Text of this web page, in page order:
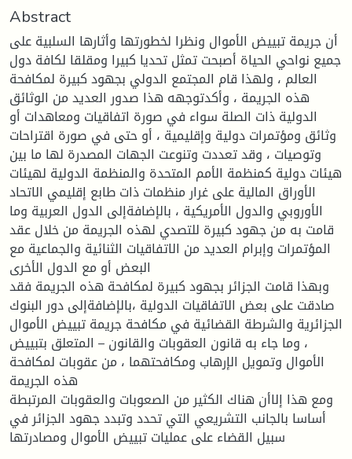
Abstract
أن جريمة تبييض الأموال ونظرا لخطورتها وأثارها السلبية على
جميع نواحي الحياة أصبحت تمثل تحديا كبيرا ومقلقا لكافة دول
العالم ، ولهذا قام المجتمع الدولي بجهود كبيرة لمكافحة
هذه الجريمة ، وأكدتوجهه هذا صدور العديد من الوثائق
الدولية ذات الصلة سواء في صورة اتفاقيات ومعاهدات أو
وثائق ومؤتمرات دولية وإقليمية ، أو حتى في صورة اقتراحات
وتوصيات ، وقد تعددت وتنوعت الجهات المصدرة لها ما بين
هيئات دولية كمنظمة الأمم المتحدة والمنظمة الدولية لهيئات
الأوراق المالية على غرار منظمات ذات طابع إقليمي الاتحاد
الأوروبي والدول الأمريكية ، بالإضافةإلى الدول العربية وما
قامت به من جهود كبيرة للتصدي لهذه الجريمة من خلال عقد
المؤتمرات وإبرام العديد من الاتفاقيات الثنائية والجماعية مع
البعض أو مع الدول الأخرى
وبهذا قامت الجزائر بجهود كبيرة لمكافحة هذه الجريمة فقد
صادقت على بعض الاتفاقيات الدولية ،بالإضافةإلى دور البنوك
الجزائرية والشرطة القضائية في مكافحة جريمة تبييض الأموال
، وما جاء به قانون العقوبات والقانون – المتعلق بتبييض
الأموال وتمويل الإرهاب ومكافحتهما ، من عقوبات لمكافحة
هذه الجريمة
ومع هذا إلاأن هناك الكثير من الصعوبات والعقوبات المرتبطة
أساسا بالجانب التشريعي التي تحدد وتبدد جهود الجزائر في
سبيل القضاء على عمليات تبييض الأموال ومصادرتها